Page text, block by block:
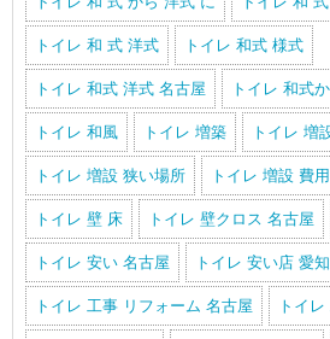
トイレ 和 式 洋式 トイレ 和式 様式
トイレ 和式 洋式 名古屋 トイレ 和式
トイレ 和風 トイレ 増築 トイレ 増
トイレ 増設 狭い場所 トイレ 増設 費用
トイレ 壁 床 トイレ 壁クロス 名古屋
トイレ 安い 名古屋 トイレ 安い店 愛
トイレ 工事 リフォーム 名古屋 トイ